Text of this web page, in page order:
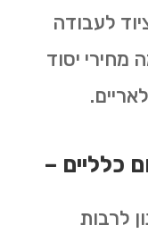
לעבודה
מחירי יסוד
כלליים –
לרבות